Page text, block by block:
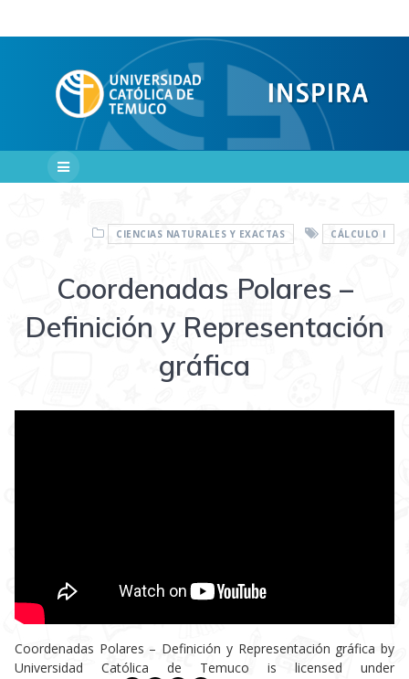
contenido
CIENCIAS NATURALES Y EXACTAS CÁLCULO I
Coordenadas Polares –
Definición y Representación
gráfica
Coordenadas Polares – Definición y Representación gráfica by
Universidad Católica de Temuco is licensed under